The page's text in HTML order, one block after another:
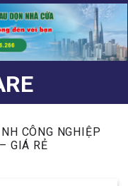
CÔNG NGHIỆP
GIÁ RẺ